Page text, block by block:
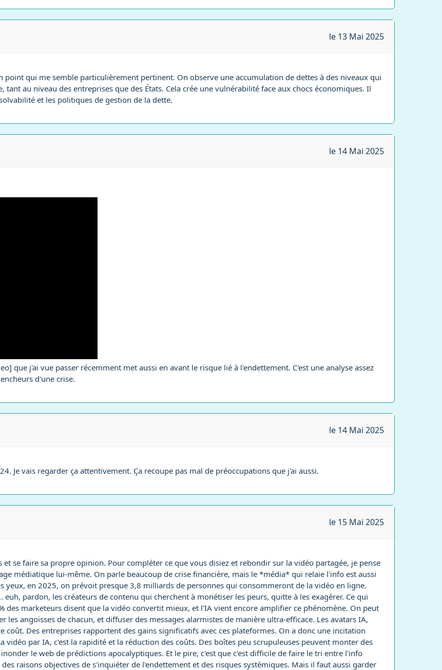
le 13 Mai 2025
point qui me semble particulièrement pertinent. On observe une accumulation de dettes à des niveaux qui
au niveau des entreprises que des États. Cela crée une vulnérabilité face aux chocs économiques. Il
et les politiques de gestion de la dette.
le 14 Mai 2025
que j'ai vue passer récemment met aussi en avant le risque lié à l'endettement. C'est une analyse assez
d'une crise.
le 14 Mai 2025
Je vais regarder ça attentivement. Ça recoupe pas mal de préoccupations que j'ai aussi.
le 15 Mai 2025
et se faire sa propre opinion. Pour compléter ce que vous disiez et rebondir sur la vidéo partagée, je pense
médiatique lui-même. On parle beaucoup de crise financière, mais le *média* qui relaie l'info est aussi
yeux, en 2025, on prévoit presque 3,8 milliards de personnes qui consommeront de la vidéo en ligne.
euh, pardon, les créateurs de contenu qui cherchent à monétiser les peurs, quitte à les exagérer. Ce qui
des marketeurs disent que la vidéo convertit mieux, et l'IA vient encore amplifier ce phénomène. On peut
les angoisses de chacun, et diffuser des messages alarmistes de manière ultra-efficace. Les avatars IA,
Des entreprises rapportent des gains significatifs avec ces plateformes. On a donc une incitation
par IA, c'est la rapidité et la réduction des coûts. Des boîtes peu scrupuleuses peuvent monter des
le web de prédictions apocalyptiques. Et le pire, c'est que c'est difficile de faire le tri entre l'info
raisons objectives de s'inquiéter de l'endettement et des risques systémiques. Mais il faut aussi garder